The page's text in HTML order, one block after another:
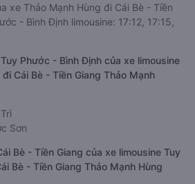
xe Thảo Mạnh Hùng đi Cái Bè - Tiền
- Bình Định limousine: 17:12, 17:15,
Phước - Bình Định của xe limousine
Cái Bè - Tiền Giang Thảo Mạnh
Sơn
Bè - Tiền Giang của xe limousine Tuy
Bè - Tiền Giang Thảo Mạnh Hùng